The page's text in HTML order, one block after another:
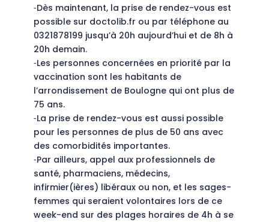
⁃Dès maintenant, la prise de rendez-vous est
possible sur doctolib.fr ou par téléphone au
0321878199 jusqu’à 20h aujourd’hui et de 8h à
20h demain.
⁃Les personnes concernées en priorité par la
vaccination sont les habitants de
l’arrondissement de Boulogne qui ont plus de
75 ans.
⁃La prise de rendez-vous est aussi possible
pour les personnes de plus de 50 ans avec
des comorbidités importantes.
⁃Par ailleurs, appel aux professionnels de
santé, pharmaciens, médecins,
infirmier(ières) libéraux ou non, et les sages-
femmes qui seraient volontaires lors de ce
week-end sur des plages horaires de 4h à se